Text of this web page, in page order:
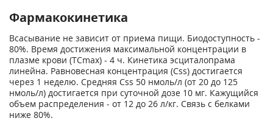
Фармакокинетика
Всасывание не зависит от приема пищи. Биодоступность -
80%. Время достижения максимальной концентрации в
плазме крови (ТСmах) - 4 ч. Кинетика эсциталопрама
линейна. Равновесная концентрация (Css) достигается
через 1 неделю. Средняя Css 50 нмоль/л (от 20 до 125
нмоль/л) достигается при суточной дозе 10 мг. Кажущийся
объем распределения - от 12 до 26 л/кг. Связь с белками
ниже 80%.